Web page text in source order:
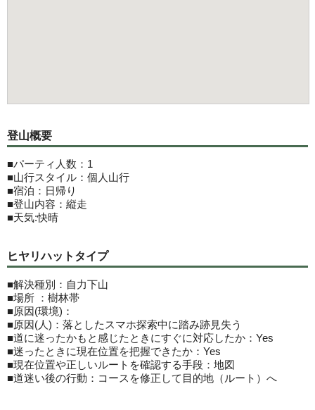
登山概要
■パーティ人数：1
■山行スタイル：個人山行
■宿泊：日帰り
■登山内容：縦走
■天気:快晴
ヒヤリハットタイプ
■解決種別：自力下山
■場所 ：樹林帯
■原因(環境)：
■原因(人)：落としたスマホ探索中に踏み跡見失う
■道に迷ったかもと感じたときにすぐに対応したか：Yes
■迷ったときに現在位置を把握できたか：Yes
■現在位置や正しいルートを確認する手段：地図
■道迷い後の行動：コースを修正して目的地（ルート）へ